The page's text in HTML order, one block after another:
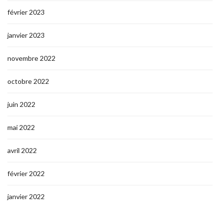
février 2023
janvier 2023
novembre 2022
octobre 2022
juin 2022
mai 2022
avril 2022
février 2022
janvier 2022